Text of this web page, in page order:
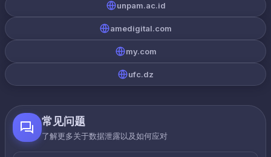
unpam.ac.id
amedigital.com
my.com
ufc.dz
常见问题
了解更多关于数据泄露以及如何应对